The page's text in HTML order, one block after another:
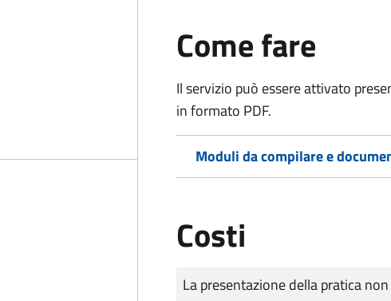
Come fare
Il servizio può essere attivato
in formato PDF.
Moduli da compilare e
Costi
Tipo di pagamento
Importo
La presentazione della pratica